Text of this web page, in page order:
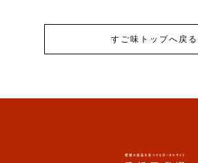
すご味トップへ戻る